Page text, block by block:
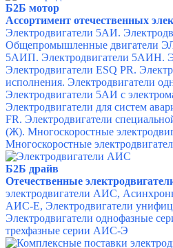
Б2Б мотор
Ассортимент отечественных
Электродвигатели 5АИ.
Общепромышленные двигатели
5АИП. Электродвигатели 5АИН.
Электродвигатели ESQ PR.
исполнения. Электродвигатели
Электродвигатели 5АИ с
Электродвигатели для систем
FR. Электродвигатели
(Ж). Многоскоростные
Многоскоростные
Б2Б драйв
Отечественные
электродвигатели АИС,
АИС-Е, Электродвигатели
Электродвигатели однофазные
трехфазные серии АИС-Э